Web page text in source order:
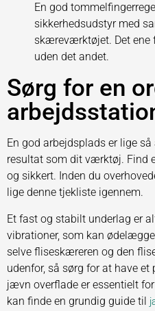
En god
sikkerhedsudstyr med
skæreværktøjet. Det ene
uden det andet.
Sørg for en
En god arbejdsplads er lige
resultat som dit værktøj. Find
og sikkert. Inden du
lige denne tjekliste igennem.
Et fast og stabilt underlag er
vibrationer, som kan
selve fliseskæreren og den
udenfor, så sørg for at have
jævn overflade er essentielt
kan finde en grundig guide til